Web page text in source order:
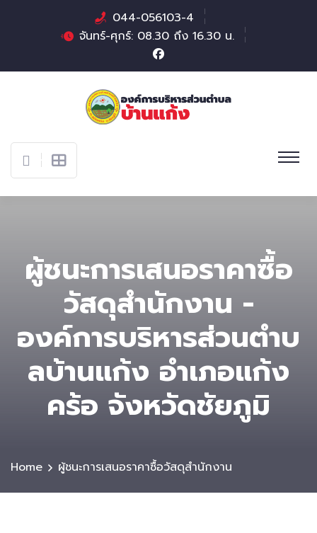
044-056103-4
จันทร์-ศุกร์: 08.30 ถึง 16.30 น.
ผู้ชนะการเสนอราคาซื้อ
วัสดุสำนักงาน -
องค์การบริหารส่วนตําบ
ลบ้านแก้ง อำเภอแก้ง
คร้อ จังหวัดชัยภูมิ
Home ผู้ชนะการเสนอราคาซื้อวัสดุสำนักงาน